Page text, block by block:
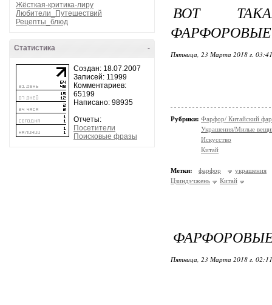
Жёсткая-критика-лиру
Любители_Путешествий
Рецепты_блюд
-
Статистика
Создан: 18.07.2007
Записей: 11999
Комментариев:
65199
Написано: 98935
Отчеты:
Посетители
Поисковые фразы
ВОТ
Пятница, 23 Марта 2018 г.
Рубрики: Фарфор/ Китайский
Украшения/Милые
Искусство
Китай
Метки: фарфор
украшения
Цзиндэчжень
Китай
Пятница, 23 Марта 2018 г.